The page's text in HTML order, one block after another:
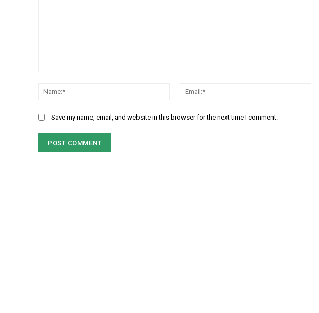
Name:*
Save my name, email, and website in this browser for the next time I comment.